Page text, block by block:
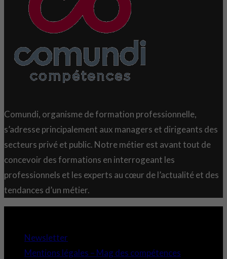
Comundi, organisme de formation professionnelle,
s’adresse principalement aux managers et dirigeants des
secteurs privé et public. Notre métier est avant tout de
concevoir des formations en interrogeant les
professionnels et les experts au cœur de l’actualité et des
tendances d’un métier.
Newsletter
Mentions légales – Mag des compétences